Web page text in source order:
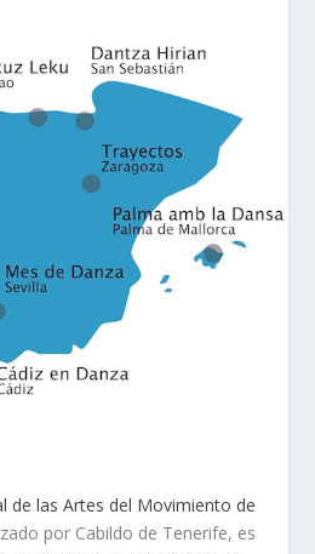
de las Artes del Movimiento de
por Cabildo de Tenerife, es